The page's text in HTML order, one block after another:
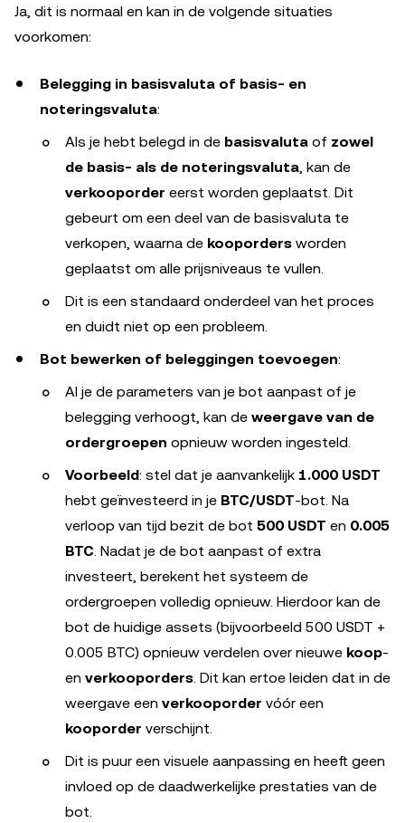
Ja, dit is normaal en kan in de volgende situaties
voorkomen:
Belegging in basisvaluta of basis- en
noteringsvaluta:
Als je hebt belegd in de basisvaluta of zowel
de basis- als de noteringsvaluta, kan de
verkooporder eerst worden geplaatst. Dit
gebeurt om een deel van de basisvaluta te
verkopen, waarna de kooporders worden
geplaatst om alle prijsniveaus te vullen.
Dit is een standaard onderdeel van het proces
en duidt niet op een probleem.
Bot bewerken of beleggingen toevoegen:
Al je de parameters van je bot aanpast of je
belegging verhoogt, kan de weergave van de
ordergroepen opnieuw worden ingesteld.
Voorbeeld: stel dat je aanvankelijk 1.000 USDT
hebt geïnvesteerd in je BTC/USDT-bot. Na
verloop van tijd bezit de bot 500 USDT en 0.005
BTC. Nadat je de bot aanpast of extra
investeert, berekent het systeem de
ordergroepen volledig opnieuw. Hierdoor kan de
bot de huidige assets (bijvoorbeeld 500 USDT +
0.005 BTC) opnieuw verdelen over nieuwe koop-
en verkooporders. Dit kan ertoe leiden dat in de
weergave een verkooporder vóór een
kooporder verschijnt.
Dit is puur een visuele aanpassing en heeft geen
invloed op de daadwerkelijke prestaties van de
bot.